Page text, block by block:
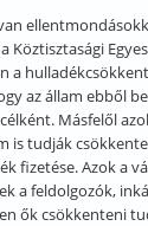
Köztisztasági
a
az állam ebből
Másfelől
is tudják
fizetése. Azok a
a feldolgozók,
ők csökkenteni